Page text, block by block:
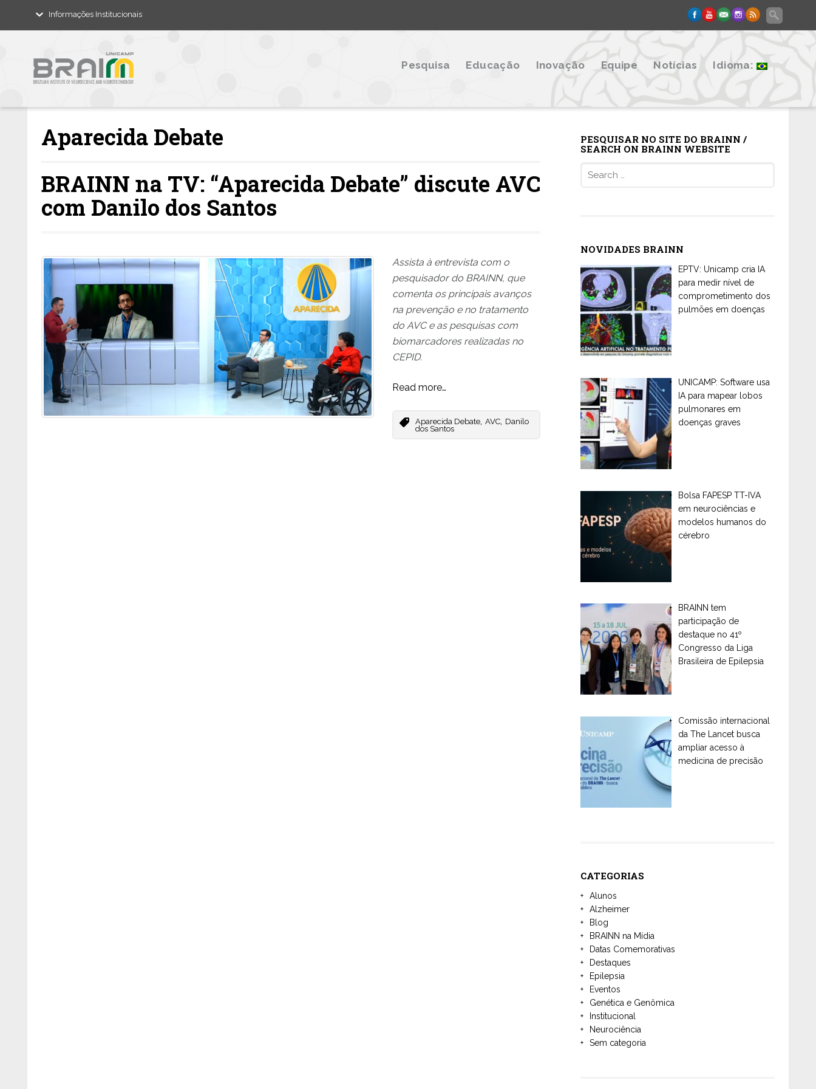
Informações Institucionais
Pesquisa Educação Inovação Equipe Notícias Idioma:
Aparecida Debate
BRAINN na TV: “Aparecida Debate” discute AVC
com Danilo dos Santos
Assista à entrevista com o
pesquisador do BRAINN, que
comenta os principais avanços
na prevenção e no tratamento
do AVC e as pesquisas com
biomarcadores realizadas no
CEPID.
Read more…
Aparecida Debate, AVC, Danilo
dos Santos
PESQUISAR NO SITE DO BRAINN /
SEARCH ON BRAINN WEBSITE
NOVIDADES BRAINN
EPTV: Unicamp cria IA
para medir nível de
comprometimento dos
pulmões em doenças
UNICAMP: Software usa
IA para mapear lobos
pulmonares em
doenças graves
Bolsa FAPESP TT-IVA
em neurociências e
modelos humanos do
cérebro
BRAINN tem
participação de
destaque no 41º
Congresso da Liga
Brasileira de Epilepsia
Comissão internacional
da The Lancet busca
ampliar acesso à
medicina de precisão
CATEGORIAS
Alunos
Alzheimer
Blog
BRAINN na Mídia
Datas Comemorativas
Destaques
Epilepsia
Eventos
Genética e Genômica
Institucional
Neurociência
Sem categoria